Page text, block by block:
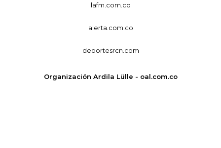
lafm.com.co
alerta.com.co
deportesrcn.com
Organización Ardila Lülle - oal.com.co